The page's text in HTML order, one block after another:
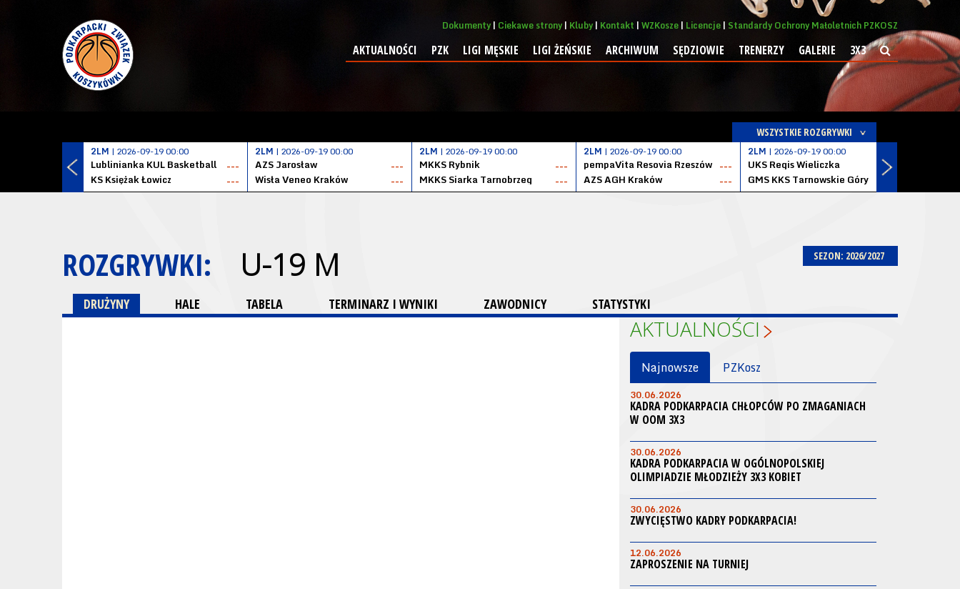
Dokumenty Ciekawe strony Kluby Kontakt WZKosze Licencje Standardy Ochrony Małoletnich PZKOSZ
AKTUALNOŚCI PZK LIGI MĘSKIE LIGI ŻEŃSKIE ARCHIWUM SĘDZIOWIE TRENERZY GALERIE 3X3
WSZYSTKIE ROZGRYWKI
2LM | 2026-09-19 00:00
Lublinianka KUL Basketball
---
KS Księżak Łowicz
---
2LM | 2026-09-19 00:00
AZS Jarosław
---
Wisła Veneo Kraków
---
2LM | 2026-09-19 00:00
MKKS Rybnik
---
MKKS Siarka Tarnobrzeg
---
2LM | 2026-09-19 00:00
pempaVita Resovia Rzeszów ---
AZS AGH Kraków
---
2LM | 2026-09-19 00:00
UKS Regis Wieliczka
---
GMS KKS Tarnowskie Góry
SEZON: 2026/2027
ROZGRYWKI: U-19 M
DRUŻYNY HALE TABELA TERMINARZ I WYNIKI ZAWODNICY STATYSTYKI
AKTUALNOŚCI
Najnowsze PZKosz
30.06.2026
KADRA PODKARPACIA CHŁOPCÓW PO ZMAGANIACH
W OOM 3X3
30.06.2026
KADRA PODKARPACIA W OGÓLNOPOLSKIEJ
OLIMPIADZIE MŁODZIEŻY 3X3 KOBIET
30.06.2026
ZWYCIĘSTWO KADRY PODKARPACIA!
12.06.2026
ZAPROSZENIE NA TURNIEJ